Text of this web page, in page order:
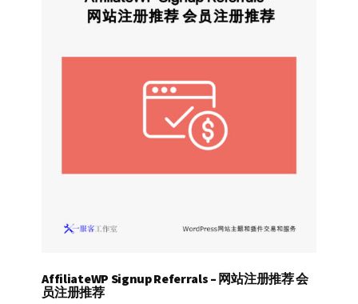
AffiliateWP Signup Referrals – 网站注册推荐 会
员注册推荐